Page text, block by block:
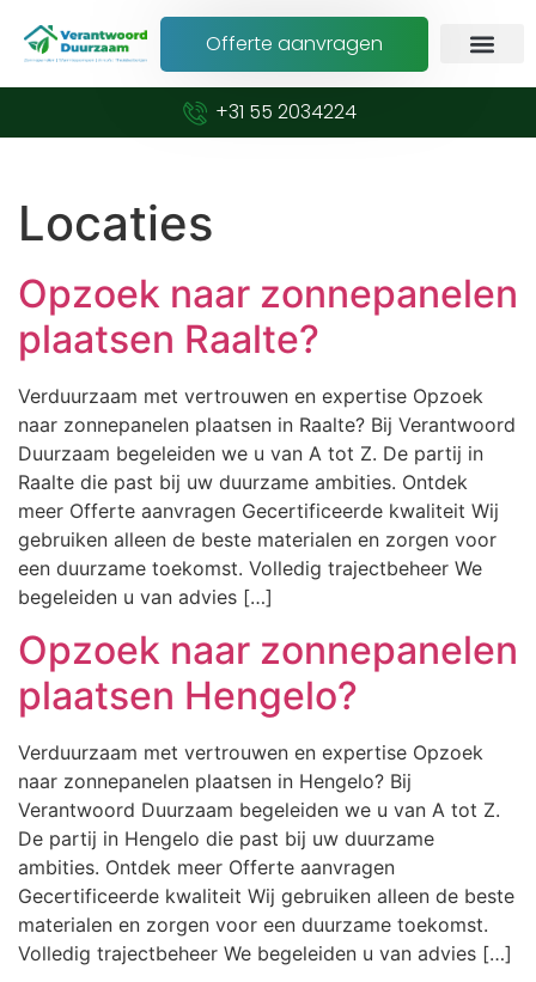
Offerte aanvragen
+31 55 2034224
Locaties
Opzoek naar zonnepanelen
plaatsen Raalte?
Verduurzaam met vertrouwen en expertise Opzoek
naar zonnepanelen plaatsen in Raalte? Bij Verantwoord
Duurzaam begeleiden we u van A tot Z. De partij in
Raalte die past bij uw duurzame ambities. Ontdek
meer Offerte aanvragen Gecertificeerde kwaliteit Wij
gebruiken alleen de beste materialen en zorgen voor
een duurzame toekomst. Volledig trajectbeheer We
begeleiden u van advies […]
Opzoek naar zonnepanelen
plaatsen Hengelo?
Verduurzaam met vertrouwen en expertise Opzoek
naar zonnepanelen plaatsen in Hengelo? Bij
Verantwoord Duurzaam begeleiden we u van A tot Z.
De partij in Hengelo die past bij uw duurzame
ambities. Ontdek meer Offerte aanvragen
Gecertificeerde kwaliteit Wij gebruiken alleen de beste
materialen en zorgen voor een duurzame toekomst.
Volledig trajectbeheer We begeleiden u van advies […]